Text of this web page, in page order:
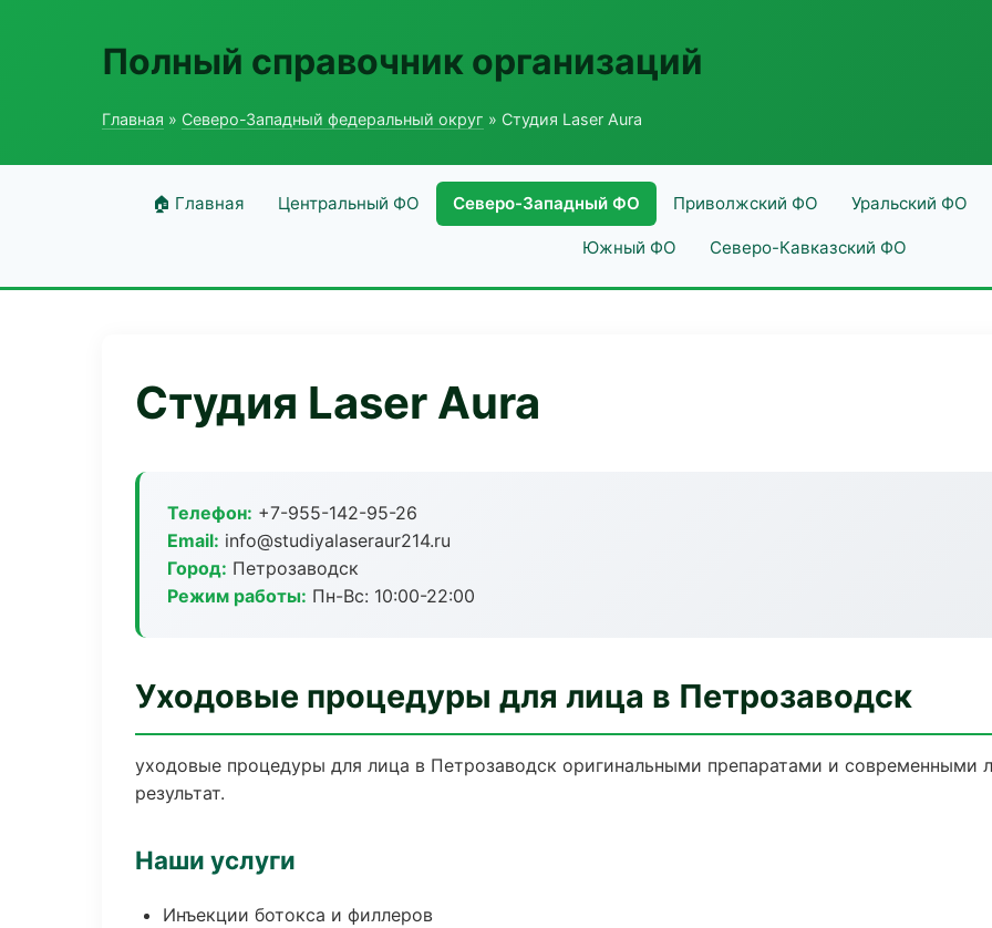
Полный справочник организаций
Главная » Северо-Западный федеральный округ » Студия Laser Aura
🏠 Главная Центральный ФО Северо-Западный ФО Приволжский ФО Уральский ФО
Южный ФО Северо-Кавказский ФО
Студия Laser Aura
Телефон: +7-955-142-95-26
Email: info@studiyalaseraur214.ru
Город: Петрозаводск
Режим работы: Пн-Вс: 10:00-22:00
Уходовые процедуры для лица в Петрозаводск
уходовые процедуры для лица в Петрозаводск оригинальными препаратами и современными
результат.
Наши услуги
Инъекции ботокса и филлеров